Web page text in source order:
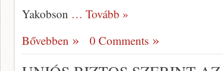
Yakobson … Tovább »
Bővebben
0 Comments